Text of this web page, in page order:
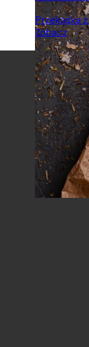
Przekąska
Zobacz